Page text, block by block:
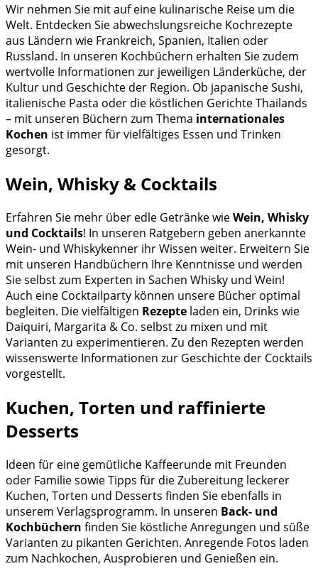
Wir nehmen Sie mit auf eine kulinarische Reise um die
Welt. Entdecken Sie abwechslungsreiche Kochrezepte
aus Ländern wie Frankreich, Spanien, Italien oder
Russland. In unseren Kochbüchern erhalten Sie zudem
wertvolle Informationen zur jeweiligen Länderküche, der
Kultur und Geschichte der Region. Ob japanische Sushi,
italienische Pasta oder die köstlichen Gerichte Thailands
– mit unseren Büchern zum Thema internationales
Kochen ist immer für vielfältiges Essen und Trinken
gesorgt.
Wein, Whisky & Cocktails
Erfahren Sie mehr über edle Getränke wieWein, Whisky
und Cocktails! In unseren Ratgebern geben anerkannte
Wein- und Whiskykenner ihr Wissen weiter. Erweitern Sie
mit unseren Handbüchern Ihre Kenntnisse und werden
Sie selbst zum Experten in Sachen Whisky und Wein!
Auch eine Cocktailparty können unsere Bücher optimal
begleiten. Die vielfältigen Rezepte laden ein, Drinks wie
Daiquiri, Margarita & Co. selbst zu mixen und mit
Varianten zu experimentieren. Zu den Rezepten werden
wissenswerte Informationen zur Geschichte der Cocktails
vorgestellt.
Kuchen, Torten und raffinierte
Desserts
Ideen für eine gemütliche Kaffeerunde mit Freunden
oder Familie sowie Tipps für die Zubereitung leckerer
Kuchen, Torten und Desserts finden Sie ebenfalls in
unserem Verlagsprogramm. In unseren Back- und
Kochbüchern finden Sie köstliche Anregungen und süße
Varianten zu pikanten Gerichten. Anregende Fotos laden
zum Nachkochen, Ausprobieren und Genießen ein.